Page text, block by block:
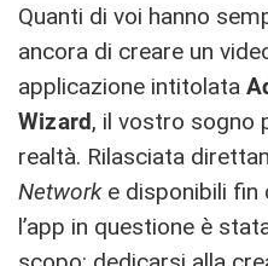
Quanti di voi hanno
ancora di creare un
applicazione intitolata
Wizard, il vostro sogno
realtà. Rilasciata
Network e disponibili fin
l’app in questione è